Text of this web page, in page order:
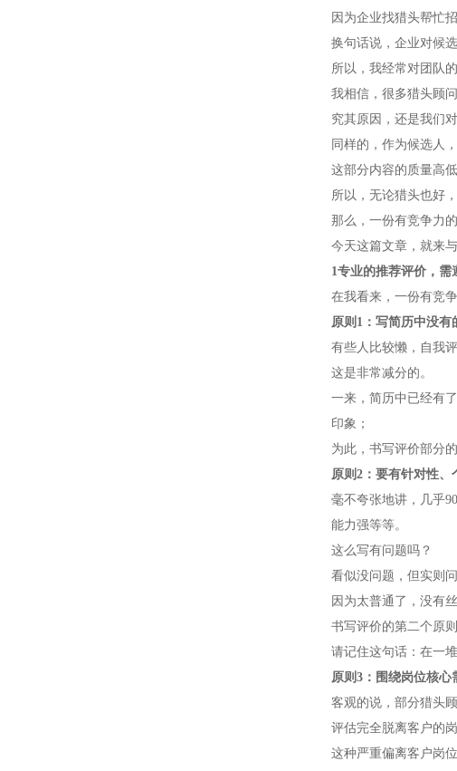
因为企业找猎头帮忙
换句话说，企业对候
所以，我经常对团队
我相信，很多猎头顾
究其原因，还是我们
同样的，作为候选人
这部分内容的质量高
所以，无论猎头也好
那么，一份有竞争力
今天这篇文章，就来
1专业的推荐评价，需
在我看来，一份有竞
原则1：写简历中没有
有些人比较懒，自我
这是非常减分的。
一来，简历中已经有
印象；
为此，书写评价部分
原则2：要有针对性、
毫不夸张地讲，几乎
能力强等等。
这么写有问题吗？
看似没问题，但实则问
因为太普通了，没有
书写评价的第二个原
请记住这句话：在一
原则3：围绕岗位核心
客观的说，部分猎头
评估完全脱离客户的
这种严重偏离客户岗